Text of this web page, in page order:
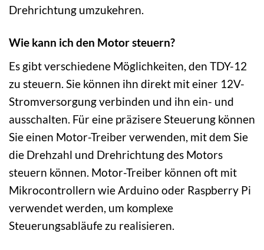
Drehrichtung umzukehren.
Wie kann ich den Motor steuern?
Es gibt verschiedene Möglichkeiten, den TDY-12
zu steuern. Sie können ihn direkt mit einer 12V-
Stromversorgung verbinden und ihn ein- und
ausschalten. Für eine präzisere Steuerung können
Sie einen Motor-Treiber verwenden, mit dem Sie
die Drehzahl und Drehrichtung des Motors
steuern können. Motor-Treiber können oft mit
Mikrocontrollern wie Arduino oder Raspberry Pi
verwendet werden, um komplexe
Steuerungsabläufe zu realisieren.